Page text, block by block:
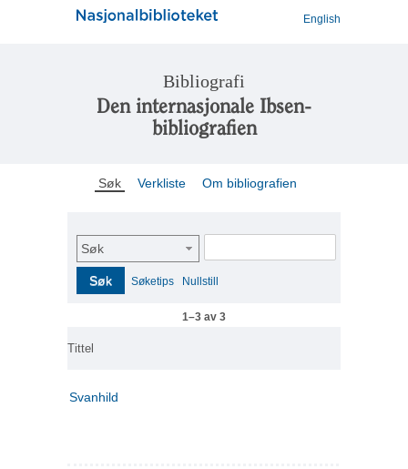
English
Bibliografi
Den internasjonale Ibsen-
bibliografien
Søk Verkliste Om bibliografien
Søk
Søk Søketips Nullstill
1–3 av 3
Tittel
Svanhild